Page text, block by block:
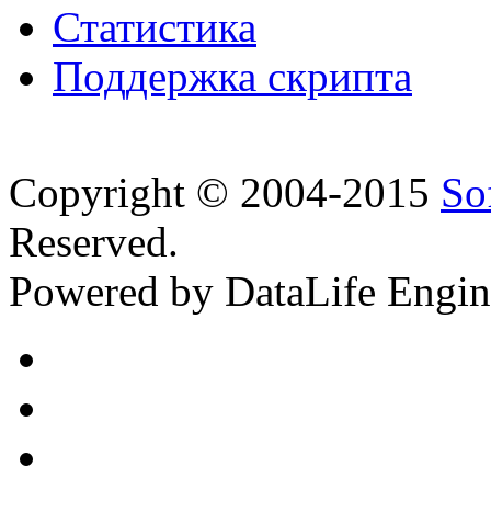
Статистика
Поддержка скрипта
Copyright © 2004-2015
Reserved.
Powered by DataLife